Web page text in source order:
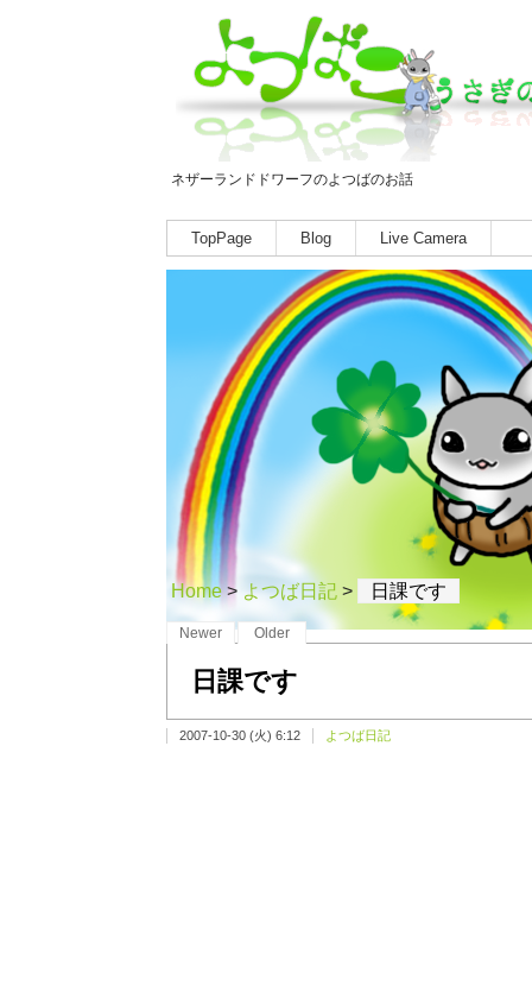
ネザーランドドワーフのよつばのお話
TopPage Blog Live Camera
Home> よつば日記 > 日課です
Newer Older
日課です
2007-10-30 (火) 6:12 よつば日記